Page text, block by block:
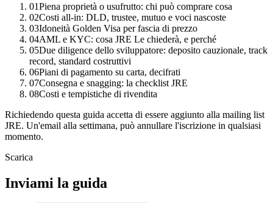
01Piena proprietà o usufrutto: chi può comprare cosa
02Costi all-in: DLD, trustee, mutuo e voci nascoste
03Idoneità Golden Visa per fascia di prezzo
04AML e KYC: cosa JRE Le chiederà, e perché
05Due diligence dello sviluppatore: deposito cauzionale, track
record, standard costruttivi
06Piani di pagamento su carta, decifrati
07Consegna e snagging: la checklist JRE
08Costi e tempistiche di rivendita
Richiedendo questa guida accetta di essere aggiunto alla mailing list
JRE. Un'email alla settimana, può annullare l'iscrizione in qualsiasi
momento.
Scarica
Inviami la guida